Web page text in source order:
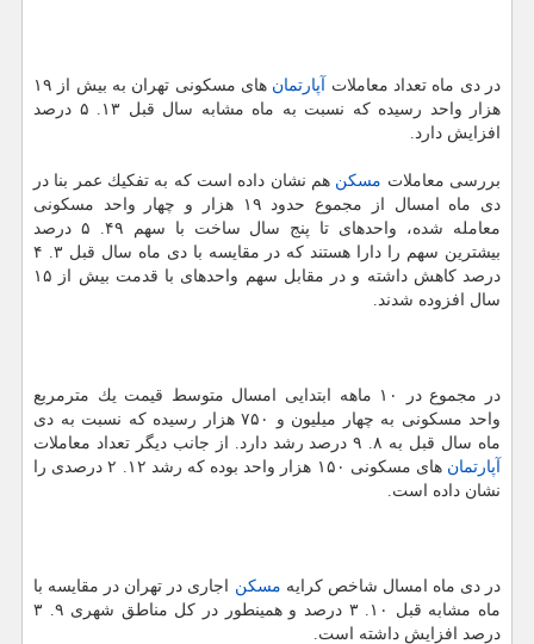
در دی ماه تعداد معاملات آپارتمان
های مسكونی تهران به بیش از ۱۹
هزار واحد رسیده كه نسبت به ماه مشابه سال قبل ۱۳. ۵ درصد
افزایش دارد.
بررسی معاملات مسكن هم نشان داده است كه به تفكیك عمر بنا در
دی ماه امسال از مجموع حدود ۱۹ هزار و چهار واحد مسكونی
معامله شده، واحدهای تا پنج سال ساخت با سهم ۴۹. ۵ درصد
بیشترین سهم را دارا هستند كه در مقایسه با دی ماه سال قبل ۳. ۴
درصد كاهش داشته و در مقابل سهم واحدهای با قدمت بیش از ۱۵
سال افزوده شدند.
در مجموع در ۱۰ ماهه ابتدایی امسال متوسط قیمت یك مترمربع
واحد مسكونی به چهار میلیون و ۷۵۰ هزار رسیده كه نسبت به دی
ماه سال قبل به ۸. ۹ درصد رشد دارد. از جانب دیگر تعداد معاملات
آپارتمان
های مسكونی ۱۵۰ هزار واحد بوده كه رشد ۱۲. ۲ درصدی را
نشان داده است.
در دی ماه امسال شاخص كرایه مسكن اجاری در تهران در مقایسه با
ماه مشابه قبل ۱۰. ۳ درصد و همینطور در كل مناطق شهری ۹. ۳
درصد افزایش داشته است.